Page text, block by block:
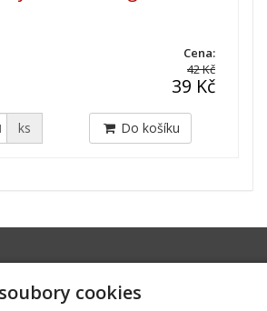
Cena:
42 Kč
39 Kč
ks Do košíku
cookies